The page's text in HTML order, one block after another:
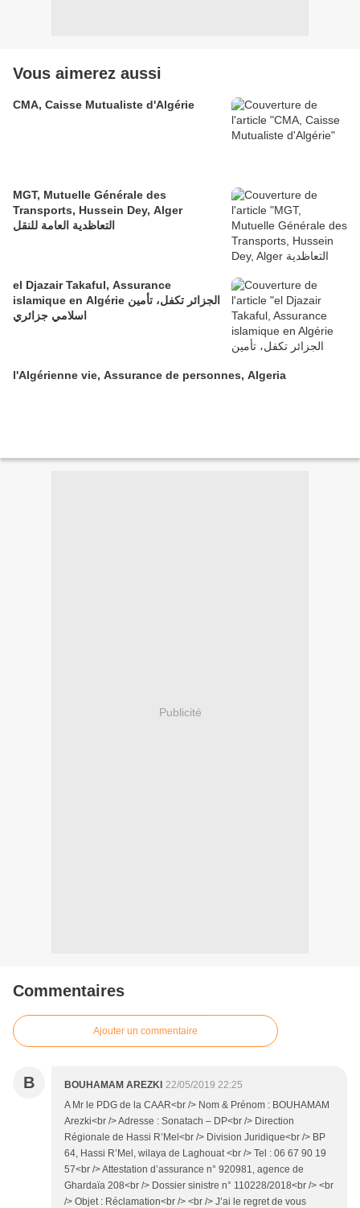
Vous aimerez aussi
CMA, Caisse Mutualiste d'Algérie
MGT, Mutuelle Générale des
Transports, Hussein Dey, Alger
التعاظدية العامة للنقل
el Djazair Takaful, Assurance
islamique en Algérie الجزائر تكفل، تأمين
اسلامي جزائري
l'Algérienne vie, Assurance de personnes, Algeria
Publicité
Commentaires
Ajouter un commentaire
B BOUHAMAM AREZKI 22/05/2019 22:25
A Mr le PDG de la CAAR<br /> Nom & Prénom : BOUHAMAM
Arezki<br /> Adresse : Sonatach – DP<br /> Direction
Régionale de Hassi R’Mel<br /> Division Juridique<br /> BP
64, Hassi R’Mel, wilaya de Laghouat <br /> Tel : 06 67 90 19
57<br /> Attestation d’assurance n° 920981, agence de
Ghardaïa 208<br /> Dossier sinistre n° 110228/2018<br /> <br
/> Objet : Réclamation<br /> <br /> J’ai le regret de vous